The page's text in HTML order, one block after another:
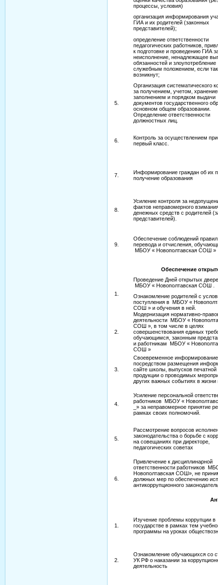
процессы, условия)
организация информирования
ГИА и их родителей (законных
представителей);
определение ответственности
педагогических работников,
к подготовке и проведению ГИА
неисполнение, ненадлежащее
обязанностей и злоупотребление
служебным положением, если
возникнут;
5.
Организация систематического
за получением, учетом,
заполнением и порядком выдачи
документов государственного
основном общем образовании.
Определение ответственности
должностных лиц.
6.
Контроль за осуществлением
первый класс.
7.
Информирование граждан об их
получение образования
8.
Усиление контроля за
фактов неправомерного
денежных средств с родителей
представителей).
9.
Обеспечение соблюдений
перевода и отчисления,
МБОУ « Новополтавская СОШ »
Обеспечение
1.
Проведение Дней открытых
МБОУ « Новополтавская СОШ .
Ознакомление родителей с
поступления в МБОУ «
СОШ » и обучения в ней.
2.
Модернизация нормативно-
деятельности МБОУ «
СОШ », в том числе в целях
совершенствования единых
обучающимся, законным
и работникам МБОУ «
СОШ »
3.
Своевременное информирование
посредством размещения
сайте школы, выпусков печатной
продукции о проводимых
других важных событиях в
4.
Усиление персональной
работников МБОУ «
_» за неправомерное принятие
рамках своих полномочий.
5.
Рассмотрение вопросов
законодательства о борьбе с
на совещаниях при директоре,
педагогических советах
6.
Привлечение к дисциплинарной
ответственности работников
Новополтавская СОШ», не
должных мер по обеспечению
антикоррупционного
1.
Изучение проблемы коррупции в
государстве в рамках тем
программы на уроках
2.
Ознакомление обучающихся со
УК РФ о наказании за
деятельность